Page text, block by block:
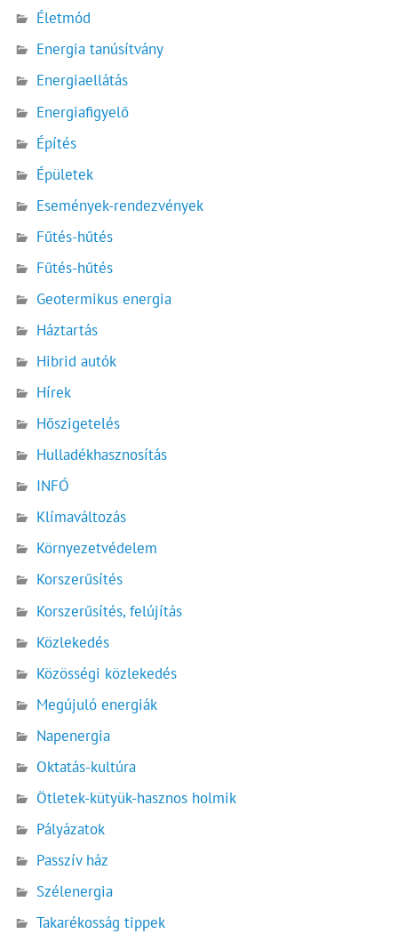
Életmód
Energia tanúsítvány
Energiaellátás
Energiafigyelő
Építés
Épületek
Események-rendezvények
Fűtés-hűtés
Fűtés-hűtés
Geotermikus energia
Háztartás
Hibrid autók
Hírek
Hőszigetelés
Hulladékhasznosítás
INFÓ
Klímaváltozás
Környezetvédelem
Korszerűsítés
Korszerűsítés, felújítás
Közlekedés
Közösségi közlekedés
Megújuló energiák
Napenergia
Oktatás-kultúra
Ötletek-kütyük-hasznos holmik
Pályázatok
Passzív ház
Szélenergia
Takarékosság tippek